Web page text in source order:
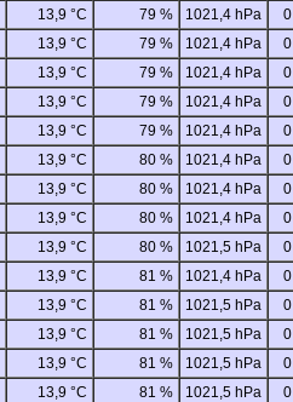
13,9 °C 79 % 1021,4 hPa
13,9 °C 79 % 1021,4 hPa
13,9 °C 79 % 1021,4 hPa
13,9 °C 79 % 1021,4 hPa
13,9 °C 79 % 1021,4 hPa
13,9 °C 80 % 1021,4 hPa
13,9 °C 80 % 1021,4 hPa
13,9 °C 80 % 1021,4 hPa
13,9 °C 80 % 1021,5 hPa
13,9 °C 81 % 1021,4 hPa
13,9 °C 81 % 1021,5 hPa
13,9 °C 81 % 1021,5 hPa
13,9 °C 81 % 1021,5 hPa
13,9 °C 81 % 1021,5 hPa